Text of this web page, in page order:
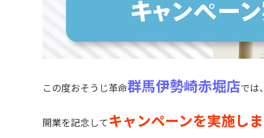
この度おそうじ革命群馬伊勢崎赤堀店では
開業を記念してキャンペーンを実施し